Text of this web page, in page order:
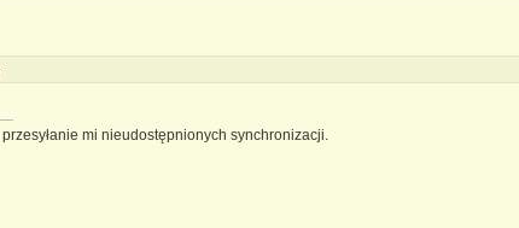
mi nieudostępnionych synchronizacji.